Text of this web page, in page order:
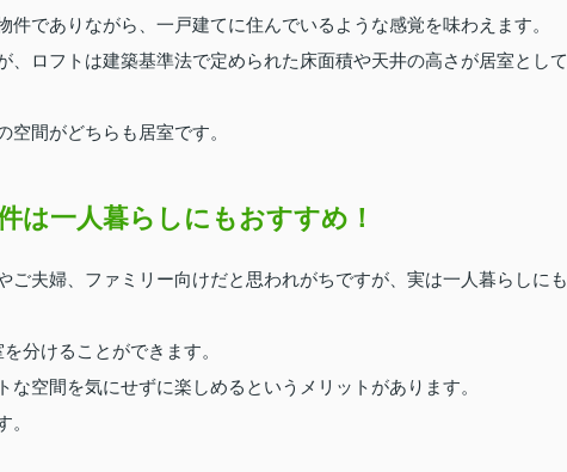
件でありながら、一戸建てに住んでいるような感覚を味わえます。
、ロフトは建築基準法で定められた床面積や天井の高さが居室として
空間がどちらも居室です。
は一人暮らしにもおすすめ！
ご夫婦、ファミリー向けだと思われがちですが、実は一人暮らしにも
分けることができます。
空間を気にせずに楽しめるというメリットがあります。
。